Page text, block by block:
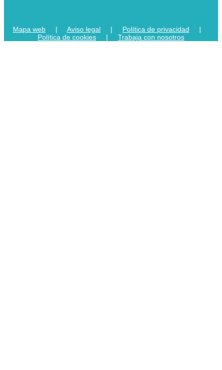
Mapa web | Aviso legal | Política de privacidad |
Política de cookies | Trabaja con nosotros